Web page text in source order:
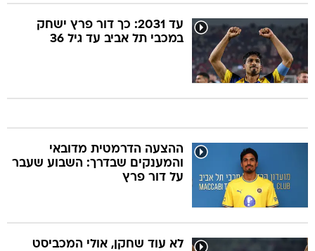
עד 2031: כך דור פרץ ישחק
במכבי תל אביב עד גיל 36
ההצעה הדרמטית מדובאי
והמענקים שבדרך: השבוע שעבר
על דור פרץ
לא עוד שחקן, אולי המכביסט